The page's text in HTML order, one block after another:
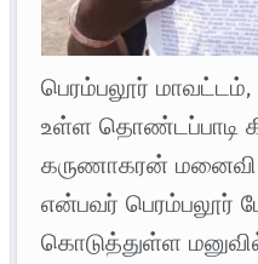
பெரம்பலூர்
உள்ள தொண்டப்பாடி
கருணாகரன்
என்பவர் பெரம்பலூர்
கொடுத்துள்ள